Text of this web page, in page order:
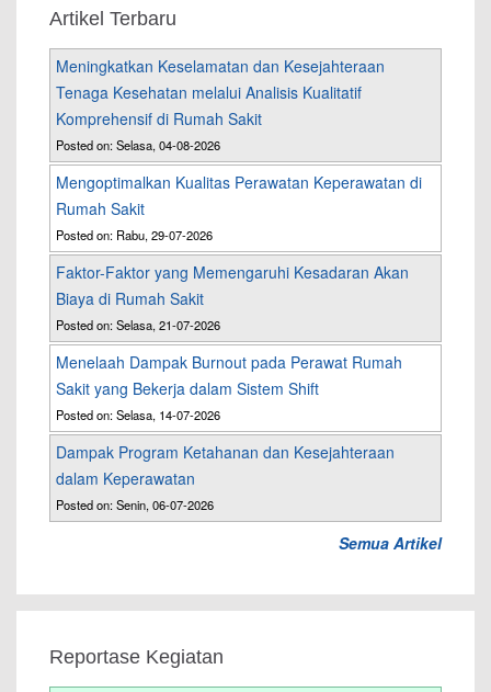
Artikel Terbaru
Meningkatkan Keselamatan dan Kesejahteraan
Tenaga Kesehatan melalui Analisis Kualitatif
Komprehensif di Rumah Sakit
Posted on: Selasa, 04-08-2026
Mengoptimalkan Kualitas Perawatan Keperawatan di
Rumah Sakit
Posted on: Rabu, 29-07-2026
Faktor-Faktor yang Memengaruhi Kesadaran Akan
Biaya di Rumah Sakit
Posted on: Selasa, 21-07-2026
Menelaah Dampak Burnout pada Perawat Rumah
Sakit yang Bekerja dalam Sistem Shift
Posted on: Selasa, 14-07-2026
Dampak Program Ketahanan dan Kesejahteraan
dalam Keperawatan
Posted on: Senin, 06-07-2026
Semua Artikel
Reportase Kegiatan